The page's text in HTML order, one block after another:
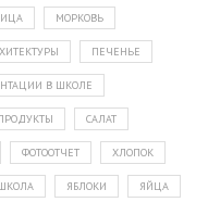
МОРКОВЬ
ПЕЧЕНЬЕ
В ШКОЛЕ
САЛАТ
ФОТООТЧЕТ ХЛОПОК
ЯБЛОКИ ЯЙЦА